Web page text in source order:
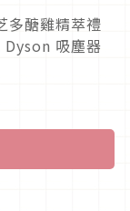
多醣雞精萃禮
Dyson 吸塵器